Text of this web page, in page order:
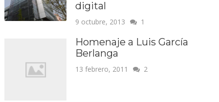
digital
9 octubre, 2013 1
Homenaje a Luis García
Berlanga
13 febrero, 2011 2